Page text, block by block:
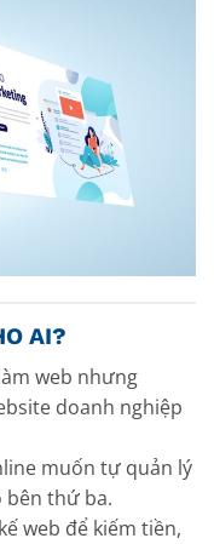
AI?
web nhưng
doanh nghiệp
muốn tự quản lý
bên thứ ba.
web để kiếm tiền,